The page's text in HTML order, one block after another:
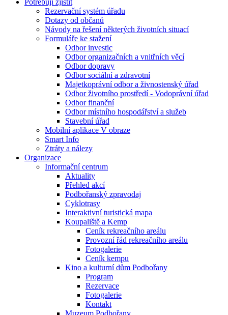
Potřebuji zjistit
Rezervační systém úřadu
Dotazy od občanů
Návody na řešení některých životních situací
Formuláře ke stažení
Odbor investic
Odbor organizačních a vnitřních věcí
Odbor dopravy
Odbor sociální a zdravotní
Majetkoprávní odbor a živnostenský úřad
Odbor životního prostředí - Vodoprávní úřad
Odbor finanční
Odbor místního hospodářství a služeb
Stavební úřad
Mobilní aplikace V obraze
Smart Info
Ztráty a nálezy
Organizace
Informační centrum
Aktuality
Přehled akcí
Podbořanský zpravodaj
Cyklotrasy
Interaktivní turistická mapa
Koupaliště a Kemp
Ceník rekreačního areálu
Provozní řád rekreačního areálu
Fotogalerie
Ceník kempu
Kino a kulturní dům Podbořany
Program
Rezervace
Fotogalerie
Kontakt
Muzeum Podbořany